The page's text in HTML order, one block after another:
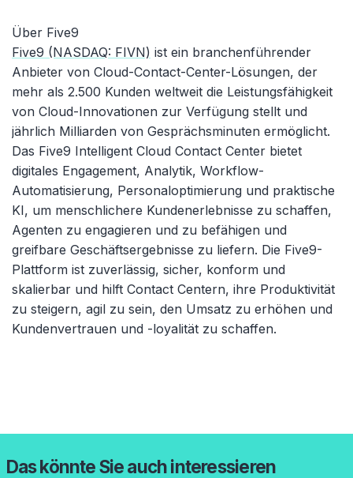
Über Five9
Five9 (NASDAQ: FIVN) ist ein branchenführender
Anbieter von Cloud-Contact-Center-Lösungen, der
mehr als 2.500 Kunden weltweit die Leistungsfähigkeit
von Cloud-Innovationen zur Verfügung stellt und
jährlich Milliarden von Gesprächsminuten ermöglicht.
Das Five9 Intelligent Cloud Contact Center bietet
digitales Engagement, Analytik, Workflow-
Automatisierung, Personaloptimierung und praktische
KI, um menschlichere Kundenerlebnisse zu schaffen,
Agenten zu engagieren und zu befähigen und
greifbare Geschäftsergebnisse zu liefern. Die Five9-
Plattform ist zuverlässig, sicher, konform und
skalierbar und hilft Contact Centern, ihre Produktivität
zu steigern, agil zu sein, den Umsatz zu erhöhen und
Kundenvertrauen und -loyalität zu schaffen.
Das könnte Sie auch interessieren